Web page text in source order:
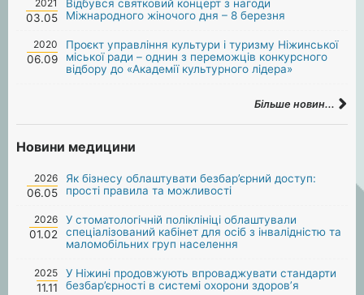
2021
03.05
Відбувся святковий концерт з нагоди
Міжнародного жіночого дня – 8 березня
2020
06.09
Проєкт управління культури і туризму Ніжинської
міської ради – однин з переможців конкурсного
відбору до «Академії культурного лідера»
Більше новин...
Новини медицини
2026
06.05
Як бізнесу облаштувати безбар’єрний доступ:
прості правила та можливості
2026
01.02
У стоматологічній поліклініці облаштували
спеціалізований кабінет для осіб з інвалідністю та
маломобільних груп населення
2025
11.11
У Ніжині продовжують впроваджувати стандарти
безбар’єрності в системі охорони здоров’я